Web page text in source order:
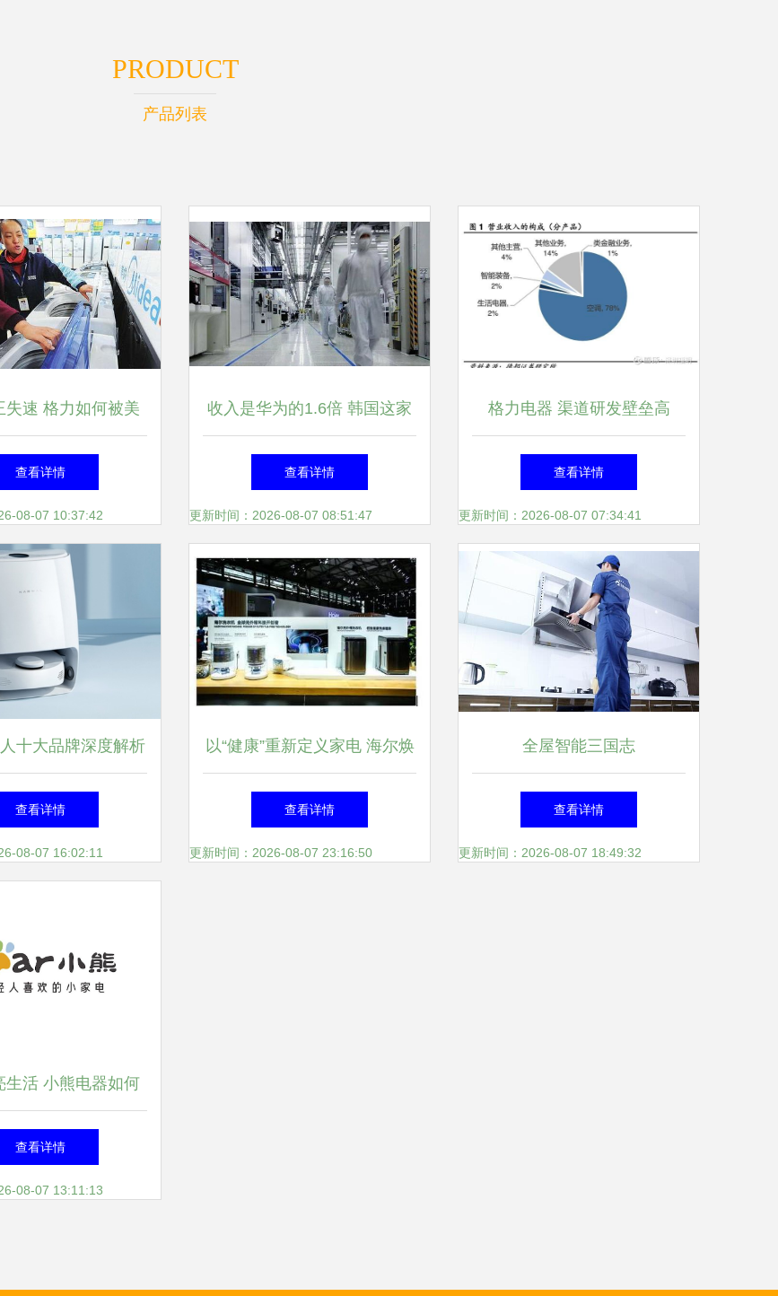
PRODUCT
产品列表
失速 格力如何被美
国家电第一易主的
深层逻辑
查看详情
08-07 10:37:42
收入是华为的1.6倍 韩国这家
企业三家公司跻身世界500
强，致力家用电器创新
查看详情
更新时间：2026-08-07 08:51:47
格力电器 渠道研发壁垒高
筑，超级现金牛演绎家电巨头
本色
查看详情
更新时间：2026-08-07 07:34:41
十大品牌深度解析
筹？——基于家用电
角的专业选型指南
查看详情
08-07 16:02:11
以“健康”重新定义家电 海尔焕
新健康节即将启动
查看详情
更新时间：2026-08-07 23:16:50
全屋智能三国志
查看详情
更新时间：2026-08-07 18:49:32
生活 小熊电器如何
与设计驱动小家电
市场
查看详情
08-07 13:11:13